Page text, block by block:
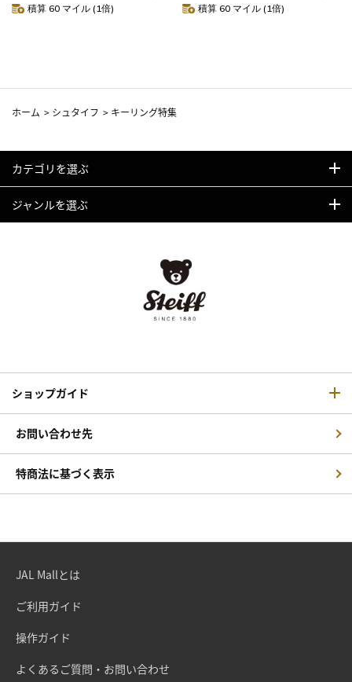
積算 60 マイル (1倍) 積算 60 マイル (1倍)
ホーム > シュタイフ > キーリング特集
カテゴリを選ぶ
ジャンルを選ぶ
ショップガイド
お問い合わせ先
特商法に基づく表示
JAL Mallとは
ご利用ガイド
操作ガイド
よくあるご質問・お問い合わせ